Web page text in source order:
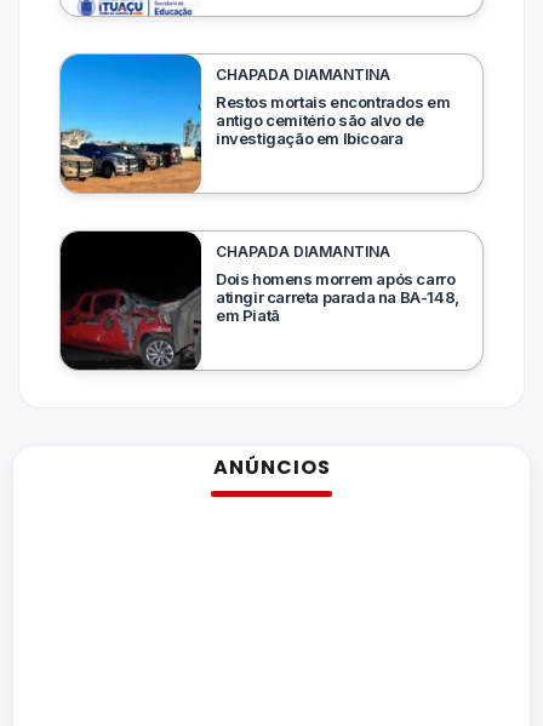
CHAPADA DIAMANTINA
Restos mortais encontrados em
antigo cemitério são alvo de
investigação em Ibicoara
CHAPADA DIAMANTINA
Dois homens morrem após carro
atingir carreta parada na BA-148,
em Piatã
ANÚNCIOS